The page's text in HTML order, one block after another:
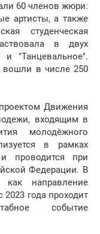
60 членов жюри:
артисты, а также
студенческая
в двух
и "Танцевальное".
вошли в числе 250
Движения
входящим в
молодёжного
в рамках
проводится при
Федерации. В
как направление
года проходит
событие